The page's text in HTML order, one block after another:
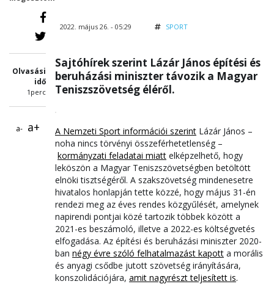
Olvasási
idő
1perc
a- a+
2022. május 26. - 05:29 SPORT
Sajtóhírek szerint Lázár János építési és
beruházási miniszter távozik a Magyar
Teniszszövetség éléről.
A Nemzeti Sport információi szerint Lázár János –
noha nincs törvényi összeférhetetlenség –
kormányzati feladatai miatt elképzelhető, hogy
leköszön a Magyar Teniszszövetségben betöltött
elnöki tisztségéről. A szakszövetség mindenesetre
hivatalos honlapján tette közzé, hogy május 31-én
rendezi meg az éves rendes közgyűlését, amelynek
napirendi pontjai közé tartozik többek között a
2021-es beszámoló, illetve a 2022-es költségvetés
elfogadása. Az építési és beruházási miniszter 2020-
ban négy évre szóló felhatalmazást kapott a morális
és anyagi csődbe jutott szövetség irányítására,
konszolidációjára, amit nagyrészt teljesített is.